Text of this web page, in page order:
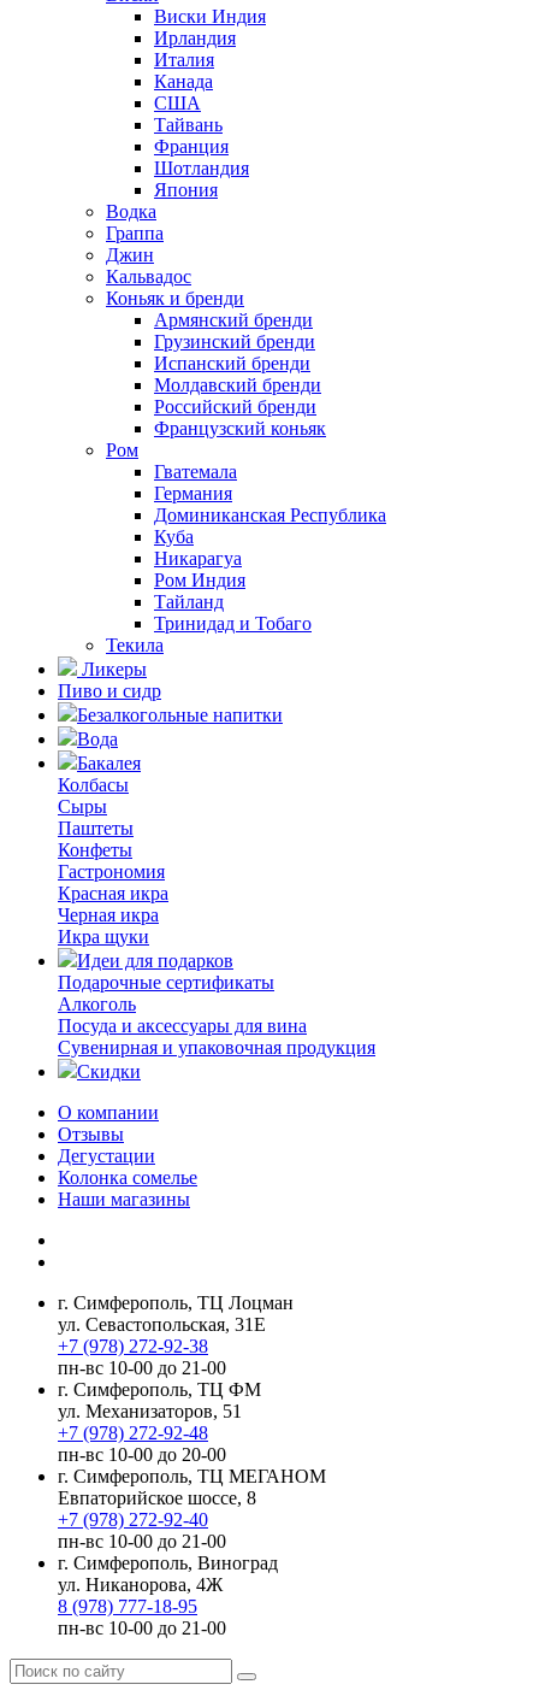
Виски Индия
Ирландия
Италия
Канада
США
Тайвань
Франция
Шотландия
Япония
Водка
Граппа
Джин
Кальвадос
Коньяк и бренди
Армянский бренди
Грузинский бренди
Испанский бренди
Молдавский бренди
Российский бренди
Французский коньяк
Ром
Гватемала
Германия
Доминиканская Республика
Куба
Никарагуа
Ром Индия
Тайланд
Тринидад и Тобаго
Текила
Ликеры
Пиво и сидр
Безалкогольные напитки
Вода
Бакалея
Колбасы
Сыры
Паштеты
Конфеты
Гастрономия
Красная икра
Черная икра
Икра щуки
Идеи для подарков
Подарочные сертификаты
Алкоголь
Посуда и аксессуары для вина
Сувенирная и упаковочная продукция
Скидки
О компании
Отзывы
Дегустации
Колонка сомелье
Наши магазины
г. Симферополь, ТЦ Лоцман
ул. Севастопольская, 31Е
+7 (978) 272-92-38
пн-вс 10-00 до 21-00
г. Симферополь, ТЦ ФМ
ул. Механизаторов, 51
+7 (978) 272-92-48
пн-вс 10-00 до 20-00
г. Симферополь, ТЦ МЕГАНОМ
Евпаторийское шоссе, 8
+7 (978) 272-92-40
пн-вс 10-00 до 21-00
г. Симферополь, Виноград
ул. Никанорова, 4Ж
8 (978) 777-18-95
пн-вс 10-00 до 21-00